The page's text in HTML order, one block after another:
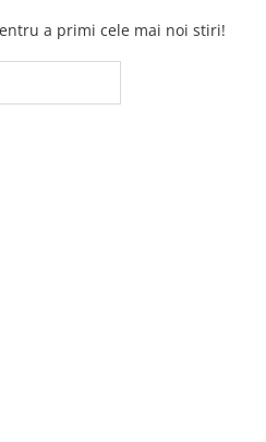
a primi cele mai noi stiri!